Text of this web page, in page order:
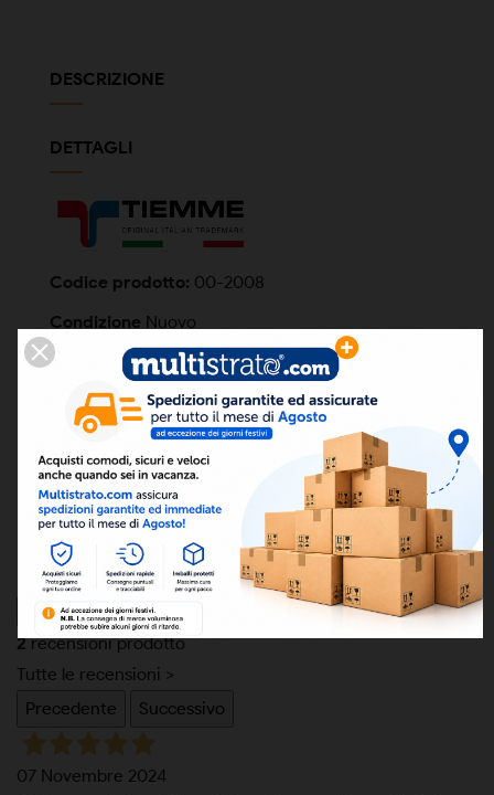
DESCRIZIONE
DETTAGLI
Codice prodotto: 00-2008
Condizione Nuovo
Codice a barre
ean13 8050000009796
Eccellente
/5
2recensioni prodotto
Tutte le recensioni >
Precedente
Successivo
07 Novembre 2024